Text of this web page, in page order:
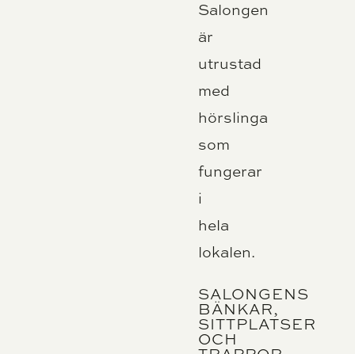
Salongen
är
utrustad
med
hörslinga
som
fungerar
i
hela
lokalen.
SALONGENS
BÄNKAR,
SITTPLATSER
OCH